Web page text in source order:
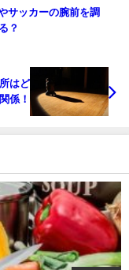
サッカーの腕前を調
？
はど
係！